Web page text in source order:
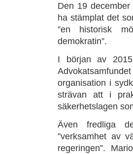
Den 19
ha stämplat det
”en historisk
demokratin”.
I början av 2015
organisation i
strävan att i
säkerhetslagen
Även fredliga
”verksamhet av
regeringen”.